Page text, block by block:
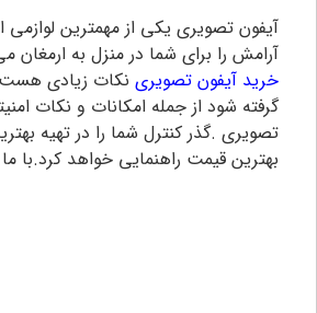
آیفون تصویری یکی از مهمترین
آرامش را برای شما در منزل به ارمغان
خرید آیفون تصویری نکات زیادی هست
گرفته شود از جمله امکانات و نکات
تصویری .گذر کنترل شما را در تهیه
بهترین قیمت راهنمایی خواهد کرد.با